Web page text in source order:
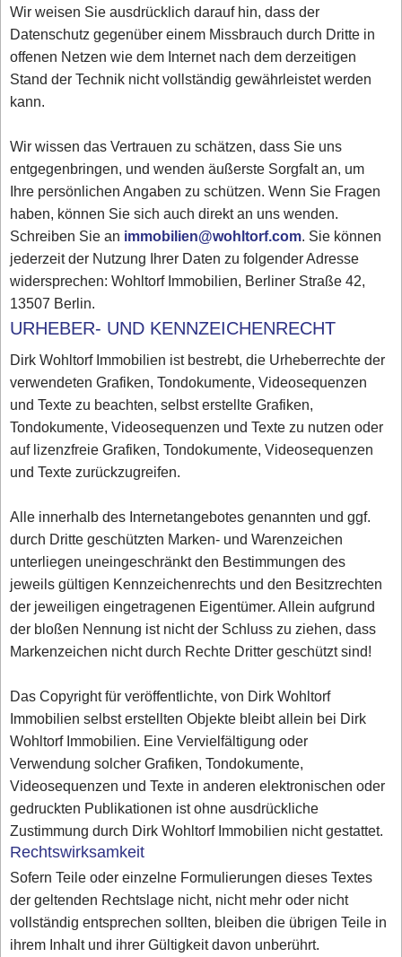
Wir weisen Sie ausdrücklich darauf hin, dass der
Datenschutz gegenüber einem Missbrauch durch Dritte in
offenen Netzen wie dem Internet nach dem derzeitigen
Stand der Technik nicht vollständig gewährleistet werden
kann.
Wir wissen das Vertrauen zu schätzen, dass Sie uns
entgegenbringen, und wenden äußerste Sorgfalt an, um
Ihre persönlichen Angaben zu schützen. Wenn Sie Fragen
haben, können Sie sich auch direkt an uns wenden.
Schreiben Sie an immobilien@wohltorf.com. Sie können
jederzeit der Nutzung Ihrer Daten zu folgender Adresse
widersprechen: Wohltorf Immobilien, Berliner Straße 42,
13507 Berlin.
URHEBER- UND KENNZEICHENRECHT
Dirk Wohltorf Immobilien ist bestrebt, die Urheberrechte der
verwendeten Grafiken, Tondokumente, Videosequenzen
und Texte zu beachten, selbst erstellte Grafiken,
Tondokumente, Videosequenzen und Texte zu nutzen oder
auf lizenzfreie Grafiken, Tondokumente, Videosequenzen
und Texte zurückzugreifen.
Alle innerhalb des Internetangebotes genannten und ggf.
durch Dritte geschützten Marken- und Warenzeichen
unterliegen uneingeschränkt den Bestimmungen des
jeweils gültigen Kennzeichenrechts und den Besitzrechten
der jeweiligen eingetragenen Eigentümer. Allein aufgrund
der bloßen Nennung ist nicht der Schluss zu ziehen, dass
Markenzeichen nicht durch Rechte Dritter geschützt sind!
Das Copyright für veröffentlichte, von Dirk Wohltorf
Immobilien selbst erstellten Objekte bleibt allein bei Dirk
Wohltorf Immobilien. Eine Vervielfältigung oder
Verwendung solcher Grafiken, Tondokumente,
Videosequenzen und Texte in anderen elektronischen oder
gedruckten Publikationen ist ohne ausdrückliche
Zustimmung durch Dirk Wohltorf Immobilien nicht gestattet.
Rechtswirksamkeit
Sofern Teile oder einzelne Formulierungen dieses Textes
der geltenden Rechtslage nicht, nicht mehr oder nicht
vollständig entsprechen sollten, bleiben die übrigen Teile in
ihrem Inhalt und ihrer Gültigkeit davon unberührt.